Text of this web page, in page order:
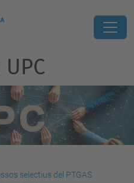
selectius del PTGAS